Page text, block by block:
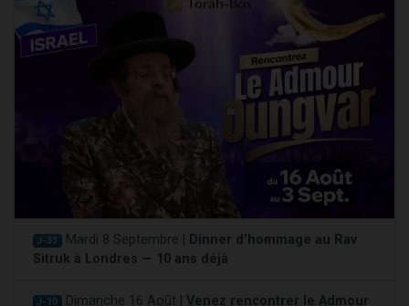
J-33 Mardi 8 Septembre |
Dinner d'hommage au Rav
Sitruk à Londres — 10 ans déjà
J-10 Dimanche 16 Août | Venez rencontrer le Admour